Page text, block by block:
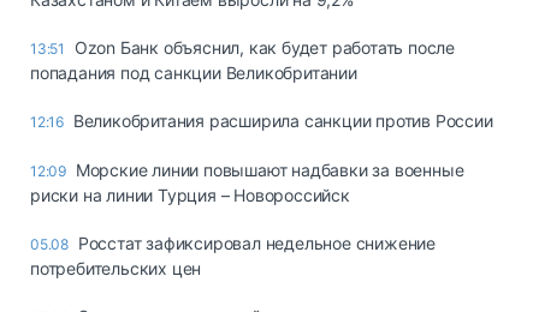
13:51
Ozon Банк объяснил, как будет работать после
попадания под санкции Великобритании
12:16 Великобритания расширила санкции против России
12:09 Морские линии повышают надбавки за военные
риски на линии Турция – Новороссийск
05.08 Росстат зафиксировал недельное снижение
потребительских цен